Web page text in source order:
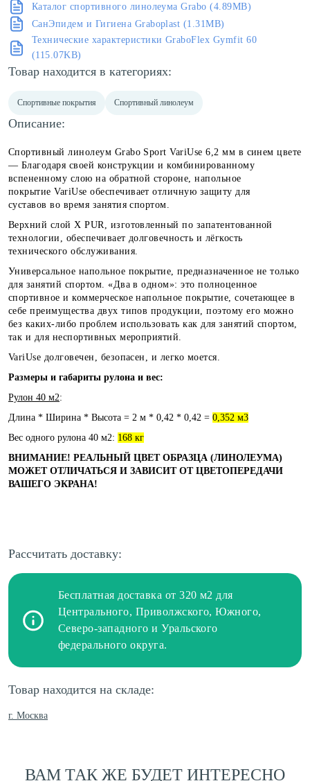
Каталог спортивного линолеума Grabo (4.89MB)
СанЭпидем и Гигиена Graboplast (1.31MB)
Технические характеристики GraboFlex Gymfit 60
(115.07KB)
Товар находится в категориях:
Спортивные покрытия Спортивный линолеум
Описание:
Спортивный линолеум Grabo Sport VariUse 6,2 мм в синем цвете
— Благодаря своей конструкции и комбинированному
вспененному слою на обратной стороне, напольное
покрытие VariUse обеспечивает отличную защиту для
суставов во время занятия спортом.
Верхний слой X PUR, изготовленный по запатентованной
технологии, обеспечивает долговечность и лёгкость
технического обслуживания.
Универсальное напольное покрытие, предназначенное не только
для занятий спортом. «Два в одном»: это полноценное
спортивное и коммерческое напольное покрытие, сочетающее в
себе преимущества двух типов продукции, поэтому его можно
без каких-либо проблем использовать как для занятий спортом,
так и для неспортивных мероприятий.
VariUse долговечен, безопасен, и легко моется.
Размеры и габариты рулона и вес:
Рулон 40 м2:
Длина * Ширина * Высота = 2 м * 0,42 * 0,42 = 0,352 м3
Вес одного рулона 40 м2: 168 кг
ВНИМАНИЕ! РЕАЛЬНЫЙ ЦВЕТ ОБРАЗЦА (ЛИНОЛЕУМА)
МОЖЕТ ОТЛИЧАТЬСЯ И ЗАВИСИТ ОТ ЦВЕТОПЕРЕДАЧИ
ВАШЕГО ЭКРАНА!
Рассчитать доставку:
Бесплатная доставка от 320 м2 для
Центрального, Приволжского, Южного,
Северо-западного и Уральского
федерального округа.
Товар находится на складе:
г. Москва
ВАМ ТАК ЖЕ БУДЕТ ИНТЕРЕСНО